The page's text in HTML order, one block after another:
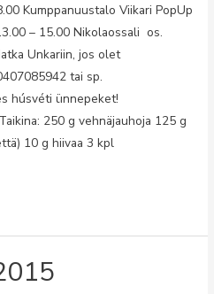
Kumppanuustalo Viikari PopUp
– 15.00 Nikolaossali os.
Unkariin, jos olet
tai sp.
húsvéti ünnepeket!
250 g vehnäjauhoja 125 g
10 g hiivaa 3 kpl